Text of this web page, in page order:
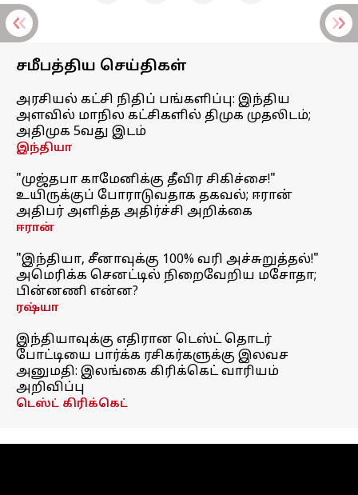
சமீபத்திய செய்திகள்
அரசியல் கட்சி நிதிப் பங்களிப்பு: இந்திய
அளவில் மாநில கட்சிகளில் திமுக முதலிடம்;
அதிமுக 5வது இடம்
இந்தியா
"முஜ்தபா காமேனிக்கு தீவிர சிகிச்சை!"
உயிருக்குப் போராடுவதாக தகவல்; ஈரான்
அதிபர் அளித்த அதிர்ச்சி அறிக்கை
ஈரான்
"இந்தியா, சீனாவுக்கு 100% வரி அச்சுறுத்தல்!"
அமெரிக்க செனட்டில் நிறைவேறிய மசோதா;
பின்னணி என்ன?
ரஷ்யா
இந்தியாவுக்கு எதிரான டெஸ்ட் தொடர்
போட்டியை பார்க்க ரசிகர்களுக்கு இலவச
அனுமதி: இலங்கை கிரிக்கெட் வாரியம்
அறிவிப்பு
டெஸ்ட் கிரிக்கெட்